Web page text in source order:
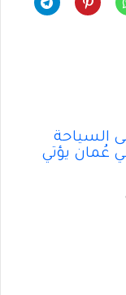
السياحة
عُمان يؤتي